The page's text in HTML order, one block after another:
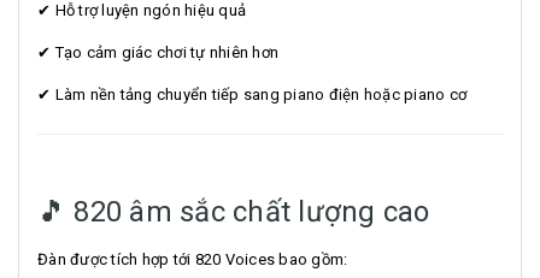
✔ Hỗ trợ luyện ngón hiệu quả
✔ Tạo cảm giác chơi tự nhiên hơn
✔ Làm nền tảng chuyển tiếp sang piano điện hoặc piano cơ
🎵 820 âm sắc chất lượng cao
Đàn được tích hợp tới 820 Voices bao gồm: